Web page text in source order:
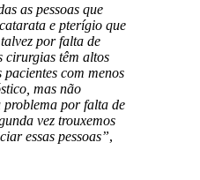
as pessoas que
e pterígio que
por falta de
cirurgias têm altos
pacientes com menos
mas não
problema por falta de
vez trouxemos
essas pessoas”,